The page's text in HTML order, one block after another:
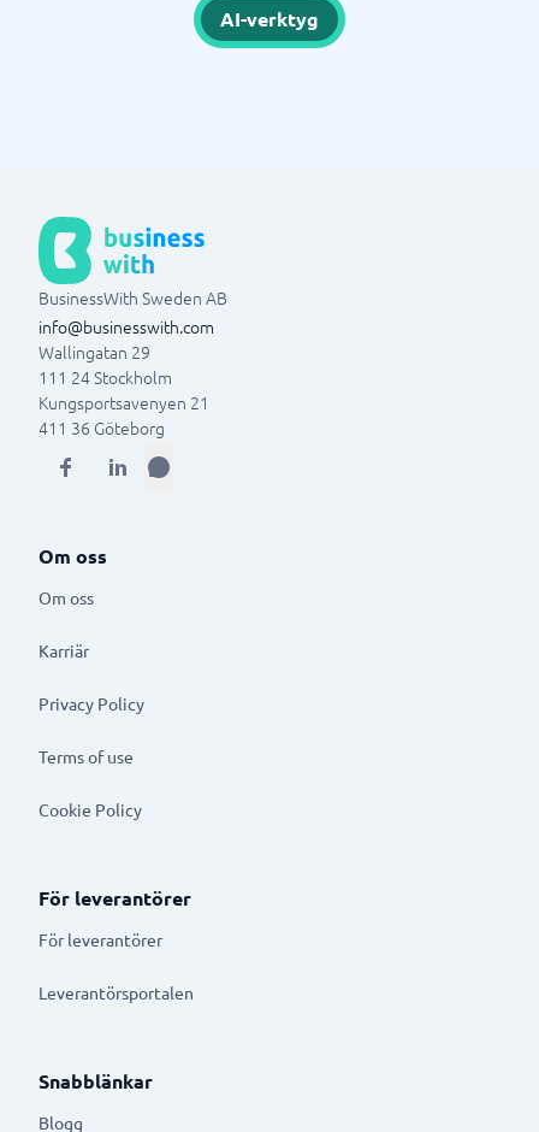
AI-verktyg
BusinessWith Sweden AB
info@businesswith.com
Wallingatan 29
111 24Stockholm
Kungsportsavenyen 21
411 36 Göteborg
Om oss
Om oss
Karriär
Privacy Policy
Terms of use
Cookie Policy
För leverantörer
För leverantörer
Leverantörsportalen
Snabblänkar
Blogg